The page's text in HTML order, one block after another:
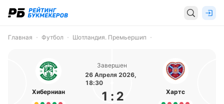
Главная Футбол Шотландия. Премьершип
Хиберниан
Завершен
26 Апреля 2026,
18:30
1 : 2 Хартс